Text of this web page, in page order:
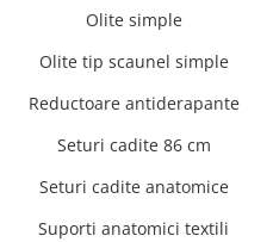
Cadite 92 cm
Cadite anatomice
Covorase baie
Inaltatoare antiderapante
Olite antiderapante muzicale
Olite simple
Olite tip scaunel simple
Reductoare antiderapante
Seturi cadite 86 cm
Seturi cadite anatomice
Suporti anatomici textili